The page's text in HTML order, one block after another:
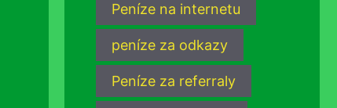
Peníze na internetu
peníze za odkazy
Peníze za referraly